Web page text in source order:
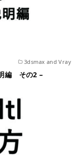
3dsmax and Vray
編 その2 –